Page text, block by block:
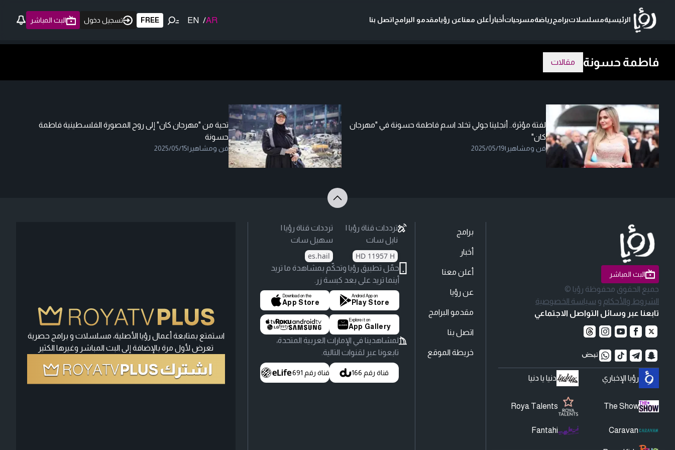
الرئيسيةمسلسلاتبرامجرياضةمسرحياتأخبارأعلن معناعن رؤيامقدمو البرامجاتصل بنا AR
/
EN
FREE تسجيل دخول البث المباشر
فاطمة حسونة مقالات
لفتة مؤثرة.. أنجلينا جولي تخلد اسم فاطمة حسونة في "مهرجان
كان"
فن ومشاهير |
2025/05/19
تحية من "مهرجان كان" إلى روح المصورة الفلسطينية فاطمة
حسونة
فن ومشاهير |
2025/05/15
البث المباشر
جميع الحقوق محفوظة رؤيا ©
الشروط والأحكام و سياسة الخصوصية
تابعنا عبر وسائل التواصل الاجتماعي
رؤيا الإخباري دنيا يا دنيا
The Show
Roya Talents
Caravan
Fantahi
برامج
أخبار
أعلن معنا
عن رؤيا
مقدمو البرامج
اتصل بنا
خريطة الموقع
ترددات قناة رؤيا |
نايل سات
HD 11957 H
ترددات قناة رؤيا |
سهيل سات
es.hail
حمّل تطبيق رؤيا وتحكّم بمشاهدة ما تريد
أينما تريد على بعد كبسة زر.
Android App on
Play Store
Download on the
App Store
Explore it on
App Gallery
لمشاهدينا في الإمارات العربية المتحدة،
تابعونا عبر لقنوات التالية.
قناة رقم 166 قناة رقم 691
استمتع بمتابعة أعمال رؤيا الأصلية، مسلسلات و برامج حصرية
تعرض لأول مرة بالإضافة إلى البث المباشر وغيرها الكثير